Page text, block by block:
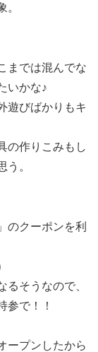
。
までは混んでな
いかな♪
遊びばかりもキ
の作りこみもし
う。
」のクーポンを利
そうなので、
参で！！
ープンしたから